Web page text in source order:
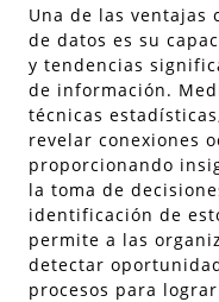
Una de las ventajas
de datos es su
y tendencias
de información.
técnicas
revelar conexiones
proporcionando
la toma de
identificación de
permite a las
detectar
procesos para